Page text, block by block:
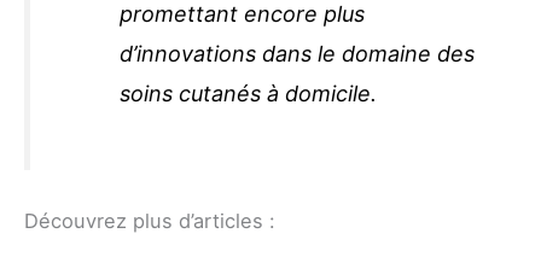
promettant encore plus
d’innovations dans le domaine des
soins cutanés à domicile.
Découvrez plus d’articles :